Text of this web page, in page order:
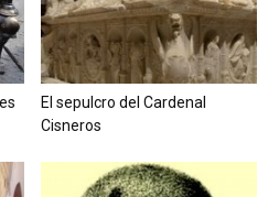
El sepulcro del Cardenal
Cisneros